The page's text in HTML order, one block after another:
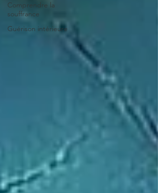
Comprendre la
souffrance
Guérison intérieure